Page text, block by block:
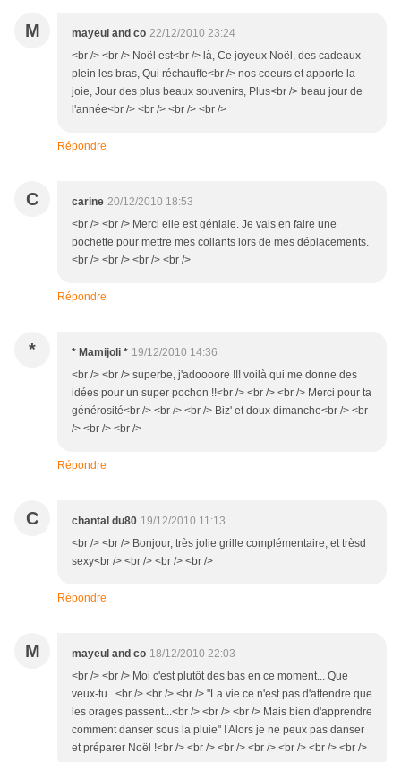
M mayeul and co 22/12/2010 23:24
<br /> <br /> Noël est<br /> là, Ce joyeux Noël, des cadeaux
plein les bras, Qui réchauffe<br /> nos coeurs et apporte la
joie, Jour des plus beaux souvenirs, Plus<br /> beau jour de
l'année<br /> <br /> <br /> <br />
Répondre
C carine 20/12/2010 18:53
<br /> <br /> Merci elle est géniale. Je vais en faire une
pochette pour mettre mes collants lors de mes déplacements.
<br /> <br /> <br /> <br />
Répondre
* * Mamijoli * 19/12/2010 14:36
<br /> <br /> superbe, j'adoooore !!! voilà qui me donne des
idées pour un super pochon !!<br /> <br /> <br /> Merci pour ta
générosité<br /> <br /> <br /> Biz' et doux dimanche<br /> <br
/> <br /> <br />
Répondre
C chantal du80 19/12/2010 11:13
<br /> <br /> Bonjour, très jolie grille complémentaire, et trèsd
sexy<br /> <br /> <br /> <br />
Répondre
M mayeul and co 18/12/2010 22:03
<br /> <br /> Moi c'est plutôt des bas en ce moment... Que
veux-tu...<br /> <br /> <br /> "La vie ce n'est pas d'attendre que
les orages passent...<br /> <br /> <br /> Mais bien d'apprendre
comment danser sous la pluie" ! Alors je ne peux pas danser
et préparer Noël !<br /> <br /> <br /> <br /> <br /> <br /> <br />